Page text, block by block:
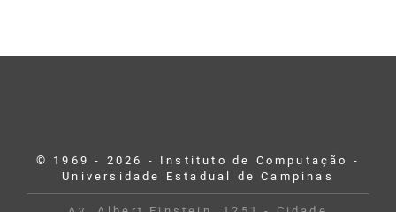
© 1969 - 2026 - Instituto de Computação -
Universidade Estadual de Campinas